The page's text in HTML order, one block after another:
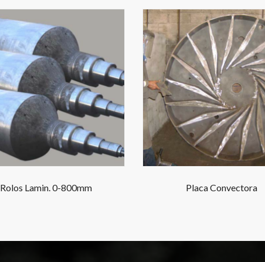
Rolos Lamin. 0-800mm Placa Convectora